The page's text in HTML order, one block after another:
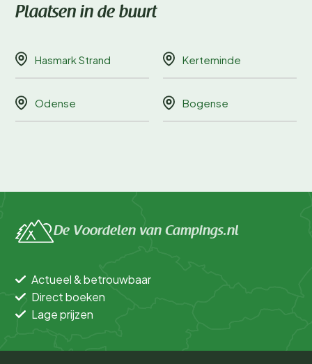
Plaatsen in de buurt
Hasmark Strand Kerteminde
Odense Bogense
De Voordelen van Campings.nl
Actueel & betrouwbaar
Direct boeken
Lage prijzen